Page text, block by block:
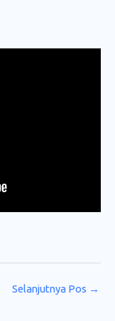
Selanjutnya Pos →